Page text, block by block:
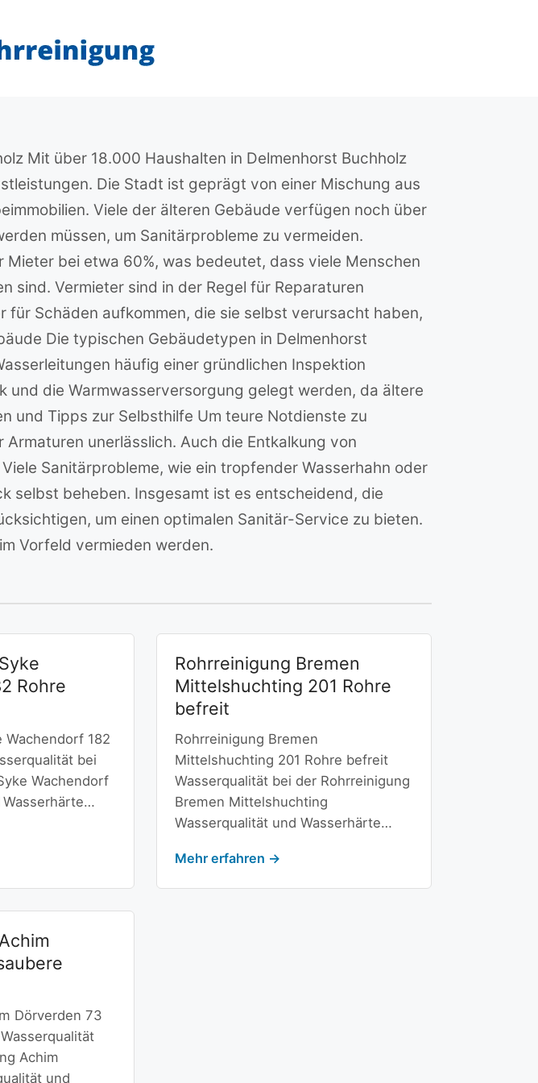
Mit über 18.000 Haushalten in Delmenhorst Buchholz
Die Stadt ist geprägt von einer Mischung aus
Viele der älteren Gebäude verfügen noch über
müssen, um Sanitärprobleme zu vermeiden.
bei etwa 60%, was bedeutet, dass viele Menschen
sind. Vermieter sind in der Regel für Reparaturen
Schäden aufkommen, die sie selbst verursacht haben,
Die typischen Gebäudetypen in Delmenhorst
häufig einer gründlichen Inspektion
die Warmwasserversorgung gelegt werden, da ältere
und Tipps zur Selbsthilfe Um teure Notdienste zu
unerlässlich. Auch die Entkalkung von
Sanitärprobleme, wie ein tropfender Wasserhahn oder
selbst beheben. Insgesamt ist es entscheidend, die
um einen optimalen Sanitär-Service zu bieten.
Vorfeld vermieden werden.
Rohre
Wachendorf 182
bei
Wachendorf
Wasserhärte…
Rohrreinigung Bremen
Mittelshuchting 201 Rohre
befreit
Rohrreinigung Bremen
Mittelshuchting 201 Rohre befreit
Wasserqualität bei der Rohrreinigung
Bremen Mittelshuchting
Wasserqualität und Wasserhärte…
Mehr erfahren →
Dörverden 73
Achim
und